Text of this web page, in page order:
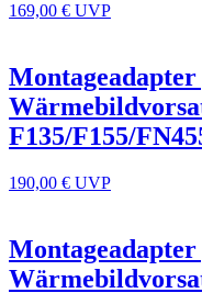
169,00 € UVP
Montageadapter
F135/F155/
190,00 € UVP
Montageadapter